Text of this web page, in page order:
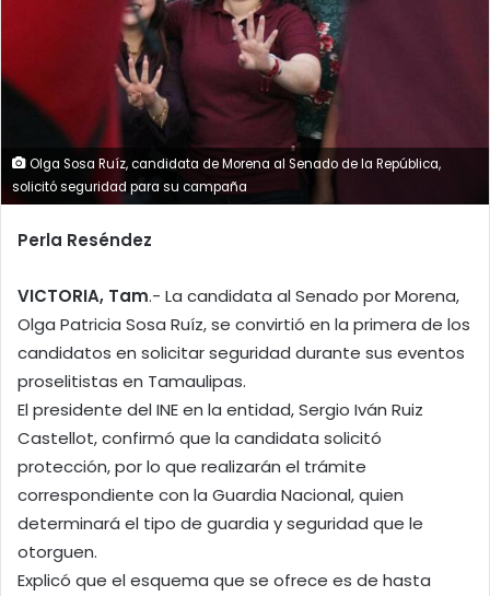
Olga Sosa Ruíz, candidata de Morena al Senado de la República,
solicitó seguridad para su campaña
Perla Reséndez
VICTORIA, Tam.- La candidata al Senado por Morena,
Olga Patricia Sosa Ruíz, se convirtió en la primera de los
candidatos en solicitar seguridad durante sus eventos
proselitistas en Tamaulipas.
El presidente del INE en la entidad, Sergio Iván Ruiz
Castellot, confirmó que la candidata solicitó
protección, por lo que realizarán el trámite
correspondiente con la Guardia Nacional, quien
determinará el tipo de guardia y seguridad que le
otorguen.
Explicó que el esquema que se ofrece es de hasta